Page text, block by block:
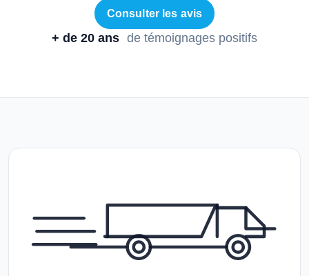
Consulter les avis
+ de 20 ans de témoignages positifs